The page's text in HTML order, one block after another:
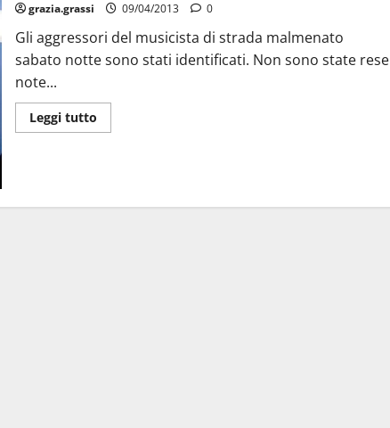
grazia.grassi 09/04/2013 0
Gli aggressori del musicista di strada malmenato
sabato notte sono stati identificati. Non sono state rese
note...
Leggi tutto